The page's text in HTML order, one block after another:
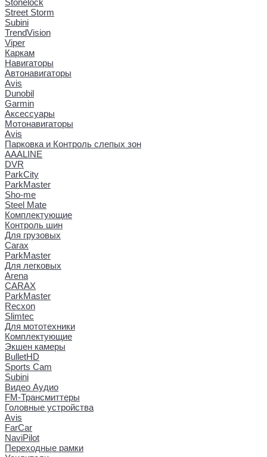
Street Storm
Subini
TrendVision
Viper
Каркам
Навигаторы
Автонавигаторы
Avis
Dunobil
Garmin
Аксессуары
Мотонавигаторы
Avis
Парковка и Контроль слепых зон
AAALINE
DVR
ParkCity
ParkMaster
Sho-me
Steel Mate
Комплектующие
Контроль шин
Для грузовых
Carax
ParkMaster
Для легковых
Arena
CARAX
ParkMaster
Recxon
Slimtec
Для мототехники
Комплектующие
Экшен камеры
BulletHD
Sports Cam
Subini
Видео Аудио
FM-Трансмиттеры
Головные устройства
Avis
FarCar
NaviPilot
Переходные рамки